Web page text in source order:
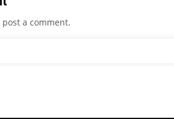
post a comment.